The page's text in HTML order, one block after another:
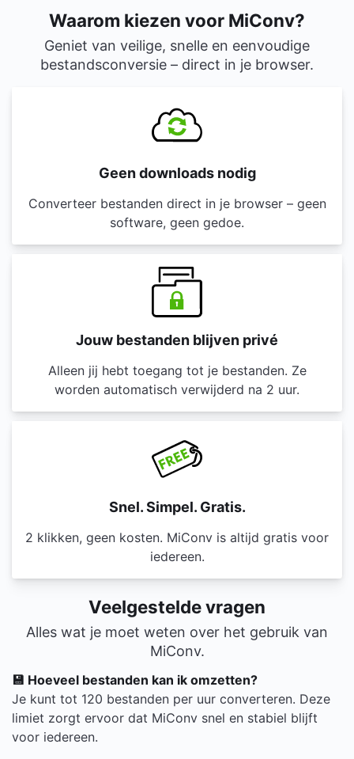
Waarom kiezen voor MiConv?
Geniet van veilige, snelle en eenvoudige
bestandsconversie – direct in je browser.
Geen downloads nodig
Converteer bestanden direct in je browser – geen
software, geen gedoe.
Jouw bestanden blijven privé
Alleen jij hebt toegang tot je bestanden. Ze
worden automatisch verwijderd na 2 uur.
Snel. Simpel. Gratis.
2 klikken, geen kosten. MiConv is altijd gratis voor
iedereen.
Veelgestelde vragen
Alles wat je moet weten over het gebruik van
MiConv.
💾 Hoeveel bestanden kan ik omzetten?
Je kunt tot 120 bestanden per uur converteren. Deze
limiet zorgt ervoor dat MiConv snel en stabiel blijft
voor iedereen.